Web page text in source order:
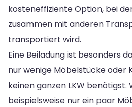
kosteneffiziente Option, bei
zusammen mit anderen
transportiert wird.
Eine Beiladung ist besonders
nur wenige Möbelstücke oder
keinen ganzen LKW benötigst.
beispielsweise nur ein paar